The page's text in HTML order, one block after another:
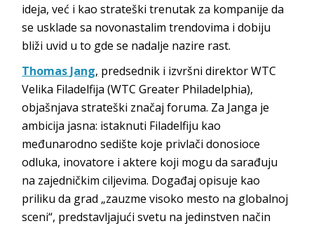
ideja, već i kao strateški trenutak za kompanije da
se usklade sa novonastalim trendovima i dobiju
bliži uvid u to gde se nadalje nazire rast.
Thomas Jang, predsednik i izvršni direktor WTC
Velika Filadelfija (WTC Greater Philadelphia),
objašnjava strateški značaj foruma. Za Janga je
ambicija jasna: istaknuti Filadelfiju kao
međunarodno sedište koje privlači donosioce
odluka, inovatore i aktere koji mogu da sarađuju
na zajedničkim ciljevima. Događaj opisuje kao
priliku da grad „zauzme visoko mesto na globalnoj
sceni“, predstavljajući svetu na jedinstven način